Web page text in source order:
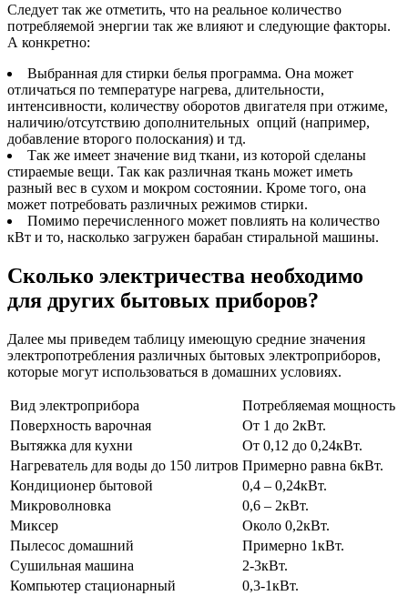
Следует так же отметить, что на реальное количество
потребляемой энергии так же влияют и следующие факторы.
А конкретно:
Выбранная для стирки белья программа. Она может
отличаться по температуре нагрева, длительности,
интенсивности, количеству оборотов двигателя при отжиме,
наличию/отсутствию дополнительных опций (например,
добавление второго полоскания) и тд.
Так же имеет значение вид ткани, из которой сделаны
стираемые вещи. Так как различная ткань может иметь
разный вес в сухом и мокром состоянии. Кроме того, она
может потребовать различных режимов стирки.
Помимо перечисленного может повлиять на количество
кВт и то, насколько загружен барабан стиральной машины.
Сколько электричества необходимо
для других бытовых приборов?
Далее мы приведем таблицу имеющую средние значения
электропотребления различных бытовых электроприборов,
которые могут использоваться в домашних условиях.
Вид электроприбора
Потребляемая мощность
Поверхность варочная
От 1 до 2кВт.
Вытяжка для кухни
От 0,12 до 0,24кВт.
Нагреватель для воды до 150 литров Примерно равна 6кВт.
Кондиционер бытовой
0,4 – 0,24кВт.
Микроволновка
0,6 – 2кВт.
Миксер
Около 0,2кВт.
Пылесос домашний
Примерно 1кВт.
Сушильная машина
2-3кВт.
Компьютер стационарный
0,3-1кВт.